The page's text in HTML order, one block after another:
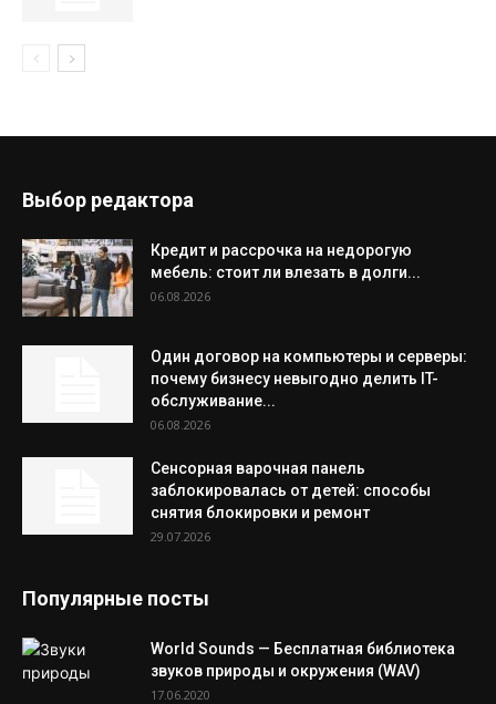
Выбор редактора
Кредит и рассрочка на недорогую
мебель: стоит ли влезать в долги...
06.08.2026
Один договор на компьютеры и серверы:
почему бизнесу невыгодно делить IT-
обслуживание...
06.08.2026
Сенсорная варочная панель
заблокировалась от детей: способы
снятия блокировки и ремонт
29.07.2026
Популярные посты
World Sounds — Бесплатная библиотека
звуков природы и окружения (WAV)
17.06.2020